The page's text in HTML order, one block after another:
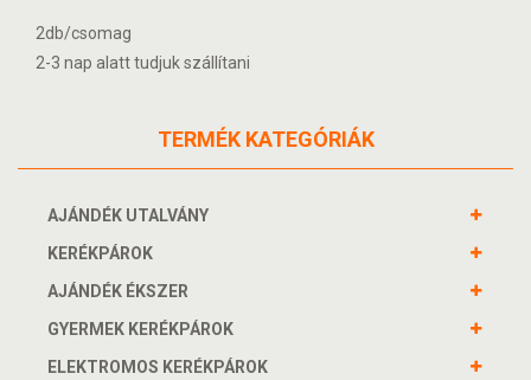
2db/csomag
2-3 nap alatt tudjuk szállítani
TERMÉK KATEGÓRIÁK
AJÁNDÉK UTALVÁNY
KERÉKPÁROK
AJÁNDÉK ÉKSZER
GYERMEK KERÉKPÁROK
ELEKTROMOS KERÉKPÁROK